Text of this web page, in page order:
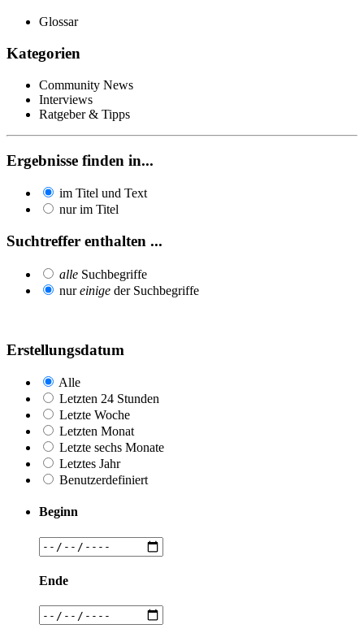
Glossar
Kategorien
Community News
Interviews
Ratgeber & Tipps
Ergebnisse finden in...
im Titel und Text
nur im Titel
Suchtreffer enthalten ...
alle Suchbegriffe
nureinige der Suchbegriffe
Erstellungsdatum
Alle
Letzten 24 Stunden
Letzte Woche
Letzten Monat
Letzte sechs Monate
Letztes Jahr
Benutzerdefiniert
Beginn
Ende